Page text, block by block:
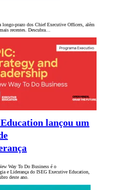
longo-prazo dos Chief Executive Officers, além
recentes. Descubra…
lançou um
Way To Do Business é o
e Liderança do ISEG Executive Education,
deste ano.